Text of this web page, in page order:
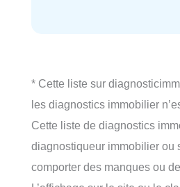
* Cette liste sur
les diagnostics immobilier
Cette liste de diagnostics
diagnostiqueur immobilier ou
comporter des manques ou